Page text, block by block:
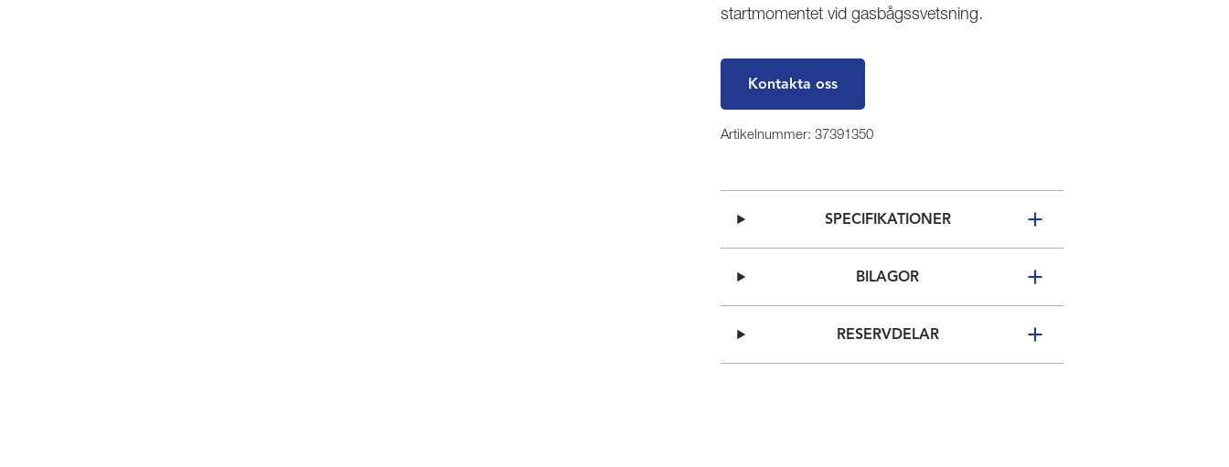
startmomentet vid gasbågssvetsning.
Kontakta oss
Artikelnummer: 37391350
SPECIFIKATIONER
BILAGOR
RESERVDELAR